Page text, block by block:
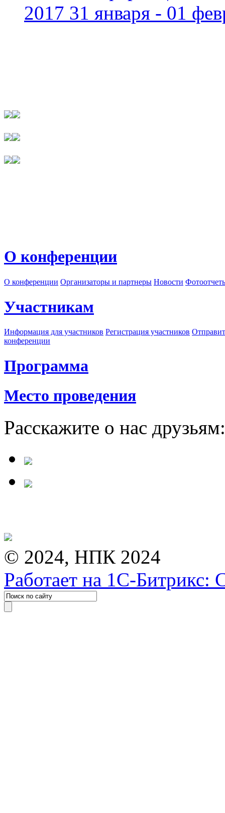
2017 31 января - 01
О конференции
О конференции Организаторы и партнеры Новости
Участникам
Информация для участников Регистрация участников
конференции
Программа
Место проведения
Расскажите о нас друзьям:
© 2024, НПК 2024
Работает на 1С-Битрикс: